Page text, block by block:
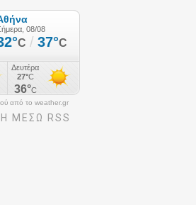
από το weather.gr
ΜΕΣΩ RSS